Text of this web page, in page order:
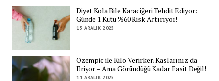
Diyet Kola Bile Karaciğeri Tehdit Ediyor:
Günde 1 Kutu %60 Risk Artırıyor!
15 ARALIK 2025
Ozempic ile Kilo Verirken Kaslarınız da
Eriyor – Ama Göründüğü Kadar Basit Değil!
11 ARALIK 2025